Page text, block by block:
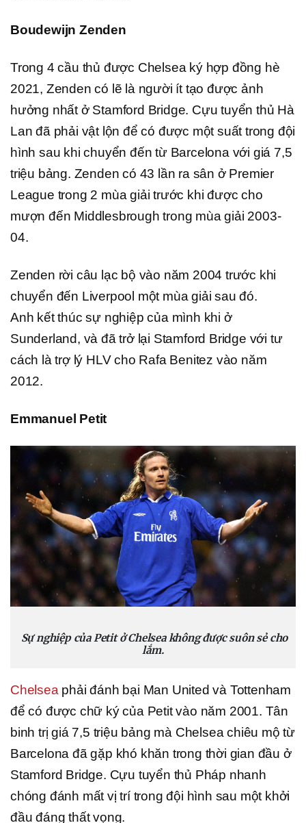
Boudewijn Zenden
Trong 4 cầu thủ được Chelsea ký hợp đồng hè
2021, Zenden có lẽ là người ít tạo được ảnh
hưởng nhất ở Stamford Bridge. Cựu tuyển thủ Hà
Lan đã phải vật lộn để có được một suất trong đội
hình sau khi chuyển đến từ Barcelona với giá 7,5
triệu bảng. Zenden có 43 lần ra sân ở Premier
League trong 2 mùa giải trước khi được cho
mượn đến Middlesbrough trong mùa giải 2003-
04.
Zenden rời câu lạc bộ vào năm 2004 trước khi
chuyển đến Liverpool một mùa giải sau đó.
Anh kết thúc sự nghiệp của mình khi ở
Sunderland, và đã trở lại Stamford Bridge với tư
cách là trợ lý HLV cho Rafa Benitez vào năm
2012.
Emmanuel Petit
Sự nghiệp của Petit ở Chelsea không được suôn sẻ cho
lắm.
Chelsea phải đánh bại Man United và Tottenham
để có được chữ ký của Petit vào năm 2001. Tân
binh trị giá 7,5 triệu bảng mà Chelsea chiêu mộ từ
Barcelona đã gặp khó khăn trong thời gian đầu ở
Stamford Bridge. Cựu tuyển thủ Pháp nhanh
chóng đánh mất vị trí trong đội hình sau một khởi
đầu đáng thất vọng.